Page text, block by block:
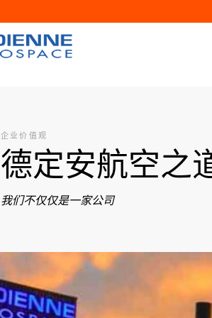
企业价值观
德定安航空之
我们不仅仅是一家公司